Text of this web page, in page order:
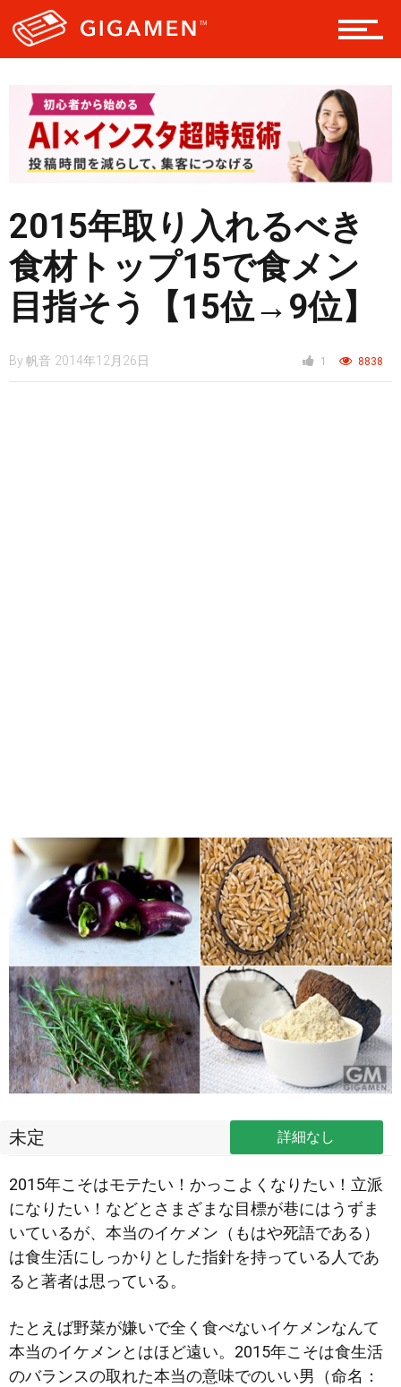
仮想通貨
スマートフォン
2015年取り入れるべき
食材トップ15で食メン
目指そう【15位→9位】
By 帆音 2014年12月26日 1 8838
未定 詳細なし
2015年こそはモテたい！かっこよくなりたい！立派
になりたい！などとさまざまな目標が巷にはうずま
いているが、本当のイケメン（もはや死語である）
は食生活にしっかりとした指針を持っている人であ
ると著者は思っている。
たとえば野菜が嫌いで全く食べないイケメンなんて
本当のイケメンとはほど遠い。2015年こそは食生活
のバランスの取れた本当の意味でのいい男（命名：